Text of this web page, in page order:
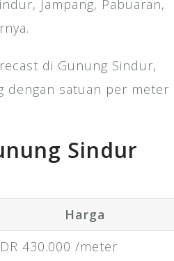
Jampang, Pabuaran,
di Gunung Sindur,
dengan satuan per meter
Sindur
Harga
430.000 /meter